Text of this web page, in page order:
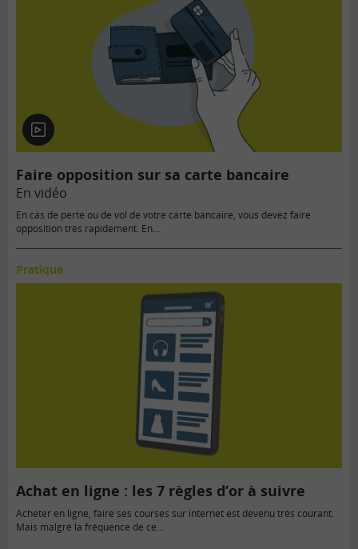
En
vidéo
Faire opposition sur sa carte bancaire
En vidéo
En cas de perte ou de vol de votre carte bancaire, vous devez faire
opposition très rapidement. En…
Pratique
Achat en ligne : les 7 règles d’or à suivre
Acheter en ligne, faire ses courses sur internet est devenu très courant.
Mais malgré la fréquence de ce…